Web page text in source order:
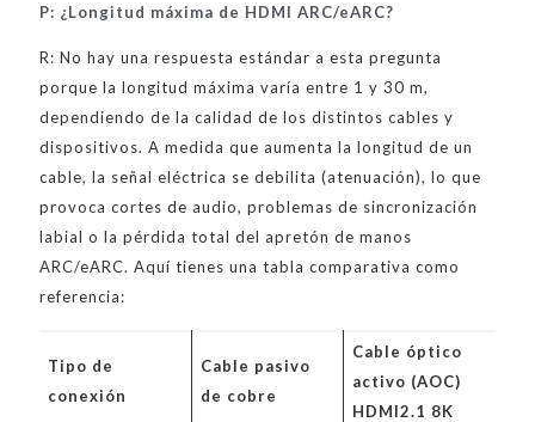
P: ¿Longitud máxima de HDMI ARC/eARC?
R: No hay una respuesta estándar a esta pregunta
porque la longitud máxima varía entre 1 y 30 m,
dependiendo de la calidad de los distintos cables y
dispositivos. A medida que aumenta la longitud de un
cable, la señal eléctrica se debilita (atenuación), lo que
provoca cortes de audio, problemas de sincronización
labial o la pérdida total del apretón de manos
ARC/eARC. Aquí tienes una tabla comparativa como
referencia:
Tipo de
conexión
Cable pasivo
de cobre
Cable óptico
activo (AOC)
HDMI2.1 8K